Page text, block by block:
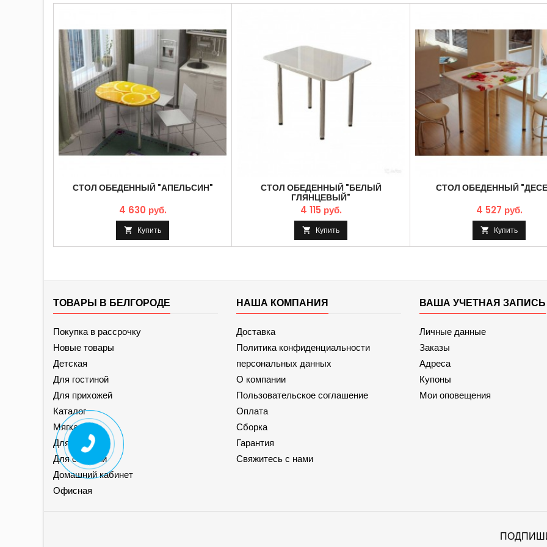
СТОЛ ОБЕДЕННЫЙ "АПЕЛЬСИН"
4 630 руб.
 Купить
СТОЛ ОБЕДЕННЫЙ "БЕЛЫЙ
ГЛЯНЦЕВЫЙ"
4 115 руб.
 Купить
СТОЛ ОБЕДЕННЫЙ
4 527 руб.
 Купить
ТОВАРЫ В БЕЛГОРОДЕ
Покупка в рассрочку
Новые товары
Детская
Для гостиной
Для прихожей
Каталог
Мягкая
Для кухни
Для спальни
Домашний кабинет
Офисная
НАША КОМПАНИЯ
Доставка
Политика конфиденциальности
персональных данных
О компании
Пользовательское соглашение
Оплата
Сборка
Гарантия
Свяжитесь с нами
ВАША УЧЕТНАЯ ЗАПИСЬ
Личные данные
Заказы
Адреса
Купоны
Мои оповещения